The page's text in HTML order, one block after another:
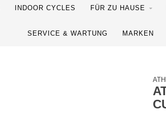
INDOOR CYCLES FÜR ZU HAUSE
SERVICE & WARTUNG MARKEN